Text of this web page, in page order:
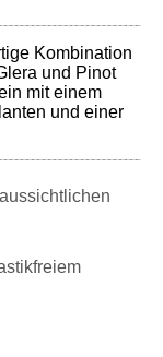
Kombination
und Pinot
mit einem
und einer